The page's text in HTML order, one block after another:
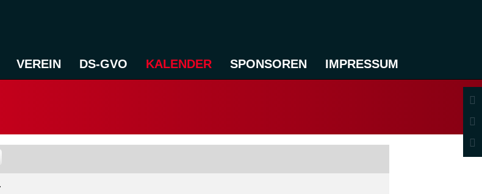
VEREIN DS-GVO KALENDER SPONSOREN IMPRESSUM